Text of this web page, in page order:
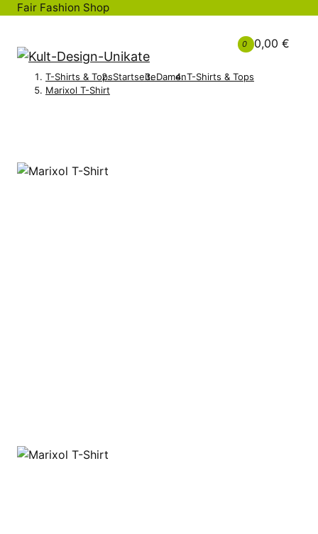
Fair Fashion Shop
0 0,00 €
T-Shirts & TopsStartseiteDamenT-Shirts & Tops
Marixol T-Shirt